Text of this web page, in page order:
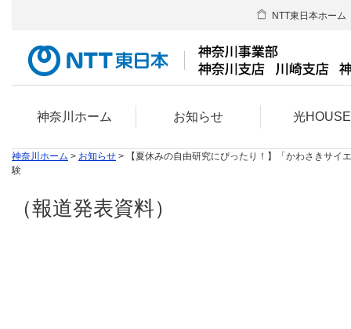
神奈川ホーム お知らせ 光HOUSE
NTT東日本ホーム
神奈川ホーム > お知らせ > 【夏休みの自由研究にぴったり！】「かわさきサイ
験
（報道発表資料）